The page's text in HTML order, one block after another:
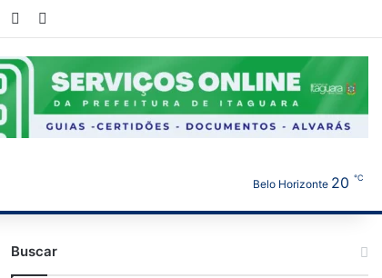
YouTubeInstagram
Belo Horizonte 20 ℃
Buscar